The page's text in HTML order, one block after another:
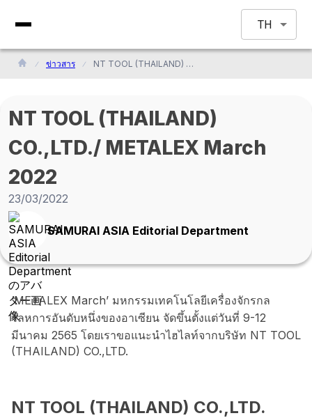
TH
ข่าวสาร NT TOOL (THAILAND) CO.,LTD./ METALEX March 2022
NT TOOL (THAILAND)
CO.,LTD./ METALEX March
2022
23/03/2022
SAMURAI ASIA Editorial Department
‘METALEX March’ มหกรรมเทคโนโลยีเครื่องจักรกล
โลหการอันดับหนึ่งของอาเซียน จัดขึ้นตั้งแต่วันที่ 9-12
มีนาคม 2565 โดยเราขอแนะนำไฮไลท์จากบริษัท NT TOOL
(THAILAND) CO.,LTD.
NT TOOL (THAILAND) CO.,LTD.